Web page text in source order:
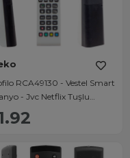
RCA49130 - Vestel Smart
- Jvc Netflix Tuşlu
Yazısız Lcd Led Tv